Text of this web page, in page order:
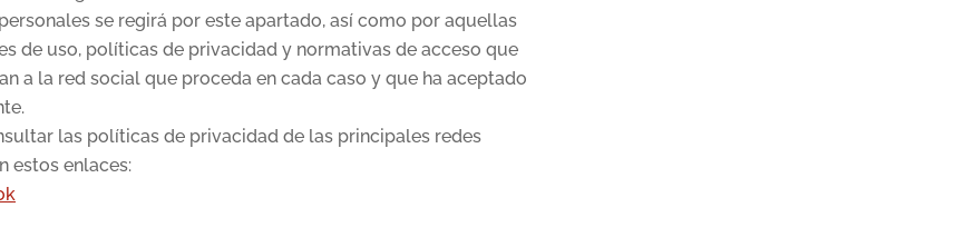
se regirá por este apartado, así como por aquellas
de uso, políticas de privacidad y normativas de acceso que
a la red social que proceda en cada caso y que ha aceptado
las políticas de privacidad de las principales redes
estos enlaces: